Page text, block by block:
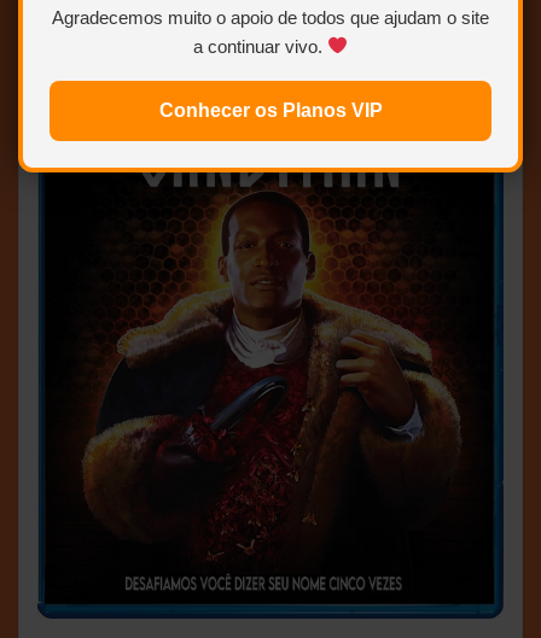
Agradecemos muito o apoio de todos que ajudam o site
a continuar vivo.
Conhecer os Planos VIP